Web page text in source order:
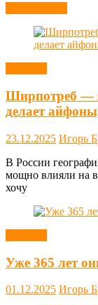
Ширпотреб —
делает
23.12.2025 Игорь
В России
мощно влияли на
хочу
Уже 365 лет
01.12.2025 Игорь